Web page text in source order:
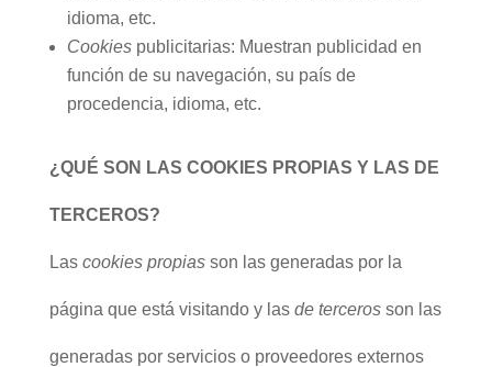
idioma, etc.
Cookiespublicitarias: Muestran publicidad en
función de su navegación, su país de
procedencia, idioma, etc.
¿QUÉ SON LAS COOKIES PROPIAS Y LAS DE
TERCEROS?
Las cookies propiasson las generadas por la
página que está visitando y las de tercerosson las
generadas por servicios o proveedores externos